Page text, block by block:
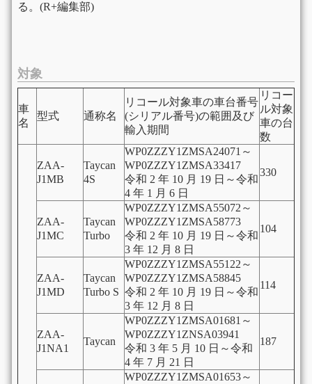
る。(R+編集部)
対象
車
名
型式 通称名
リコール対象車の車台番号
(シリアル番号)の範囲及び
輸入期間
リコー
ル対象
車の台
数
ZAA-
J1MB
Taycan
4S
WP0ZZZY1ZMSA24071 ～
WP0ZZZY1ZMSA33417
令和 2 年 10 月 19 日～令和
4 年 1 月 6 日
330
ZAA-
J1MC
Taycan
Turbo
WP0ZZZY1ZMSA55072 ～
WP0ZZZY1ZMSA58773
令和 2 年 10 月 19 日～令和
3 年 12 月 8 日
104
ZAA-
J1MD
Taycan
Turbo S
WP0ZZZY1ZMSA55122 ～
WP0ZZZY1ZMSA58845
令和 2 年 10 月 19 日～令和
3 年 12 月 8 日
114
ZAA-
J1NA1
Taycan
WP0ZZZY1ZMSA01681 ～
WP0ZZZY1ZNSA03941
令和 3 年 5 月 10 日～令和
4 年 7 月 21 日
187
WP0ZZZY1ZMSA01653～